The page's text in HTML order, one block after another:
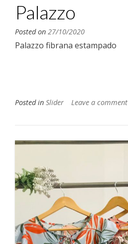
Palazzo
Posted on 27/10/2020
Palazzo fibrana estampado
Posted in Slider Leave a comment